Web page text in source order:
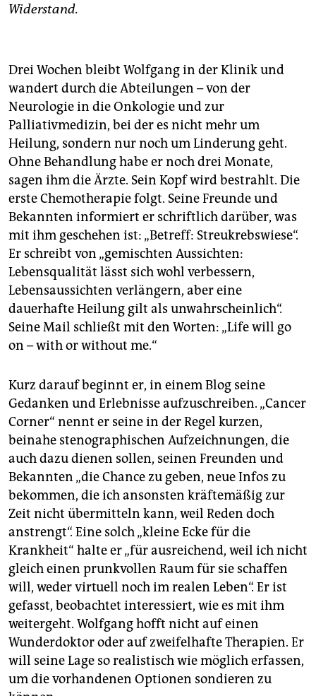
Widerstand.
Drei Wochen bleibt Wolfgang in der Klinik und
wandert durch die Abteilungen – von der
Neurologie in die Onkologie und zur
Palliativmedizin, bei der es nicht mehr um
Heilung, sondern nur noch um Linderung geht.
Ohne Behandlung habe er noch drei Monate,
sagen ihm die Ärzte. Sein Kopf wird bestrahlt. Die
erste Chemotherapie folgt. Seine Freunde und
Bekannten informiert er schriftlich darüber, was
mit ihm geschehen ist: „Betreff: Streukrebswiese“.
Er schreibt von „gemischten Aussichten:
Lebensqualität lässt sich wohl verbessern,
Lebensaussichten verlängern, aber eine
dauerhafte Heilung gilt als unwahrscheinlich“.
Seine Mail schließt mit den Worten: „Life will go
on – with or without me.“
Kurz darauf beginnt er, in einem Blog seine
Gedanken und Erlebnisse aufzuschreiben. „Cancer
Corner“ nennt er seine in der Regel kurzen,
beinahe stenographischen Aufzeichnungen, die
auch dazu dienen sollen, seinen Freunden und
Bekannten „die Chance zu geben, neue Infos zu
bekommen, die ich ansonsten kräftemäßig zur
Zeit nicht übermitteln kann, weil Reden doch
anstrengt“. Eine solch „kleine Ecke für die
Krankheit“ halte er „für ausreichend, weil ich nicht
gleich einen prunkvollen Raum für sie schaffen
will, weder virtuell noch im realen Leben“. Er ist
gefasst, beobachtet interessiert, wie es mit ihm
weitergeht. Wolfgang hofft nicht auf einen
Wunderdoktor oder auf zweifelhafte Therapien. Er
will seine Lage so realistisch wie möglich erfassen,
um die vorhandenen Optionen sondieren zu